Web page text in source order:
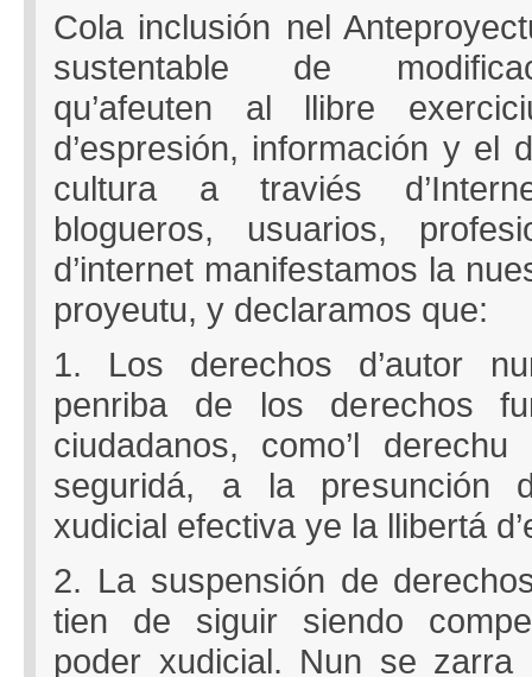
Cola inclusión nel
sustentable de
qu’afeuten al llibre
d’espresión, información y el
cultura a traviés
blogueros, usuarios,
d’internet manifestamos la
proyeutu, y declaramos que:
1. Los derechos d’autor
penriba de los derechos
ciudadanos, como’l
seguridá, a la presunción
xudicial efectiva ye la llibertá
2. La suspensión de
tien de siguir siendo
poder xudicial. Nun se zarra